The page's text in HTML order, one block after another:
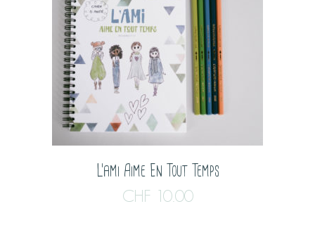
L’ami Aime En Tout Temps
CHF 10.00